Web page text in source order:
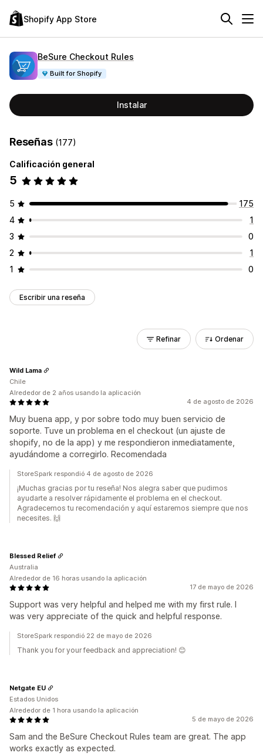
Shopify App Store
BeSure Checkout Rules
Built for Shopify
Instalar
Reseñas (177)
Calificación general
5
5
175
4
1
3
0
2
1
1
0
Escribir una reseña
Refinar Ordenar
4 de agosto de 2026
Muy buena app, y por sobre todo muy buen servicio de
soporte. Tuve un problema en el checkout (un ajuste de
shopify, no de la app) y me respondieron inmediatamente,
ayudándome a corregirlo. Recomendada
Wild Lama
Chile
Alrededor de 2 años usando la aplicación
StoreSpark respondió 4 de agosto de 2026
¡Muchas gracias por tu reseña! Nos alegra saber que pudimos
ayudarte a resolver rápidamente el problema en el checkout.
Agradecemos tu recomendación y aquí estaremos siempre que nos
necesites. 🙌
17 de mayo de 2026
Support was very helpful and helped me with my first rule. I
was very appreciate of the quick and helpful response.
Blessed Relief
Australia
Alrededor de 16 horas usando la aplicación
StoreSpark respondió 22 de mayo de 2026
Thank you for your feedback and appreciation! 😊
5 de mayo de 2026
Sam and the BeSure Checkout Rules team are great. The app
works exactly as expected.
Netgate EU
Estados Unidos
Alrededor de 1 hora usando la aplicación